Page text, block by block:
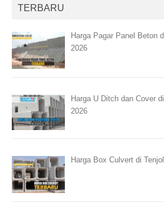
TERBARU
Harga Pagar Panel Beton
2026
Harga U Ditch dan Cover
2026
Harga Box Culvert di